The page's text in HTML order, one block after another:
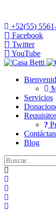
+52(55)
Facebook
Twitter
YouTube
Servicios
Blog